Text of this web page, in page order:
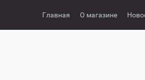
Главная О магазине